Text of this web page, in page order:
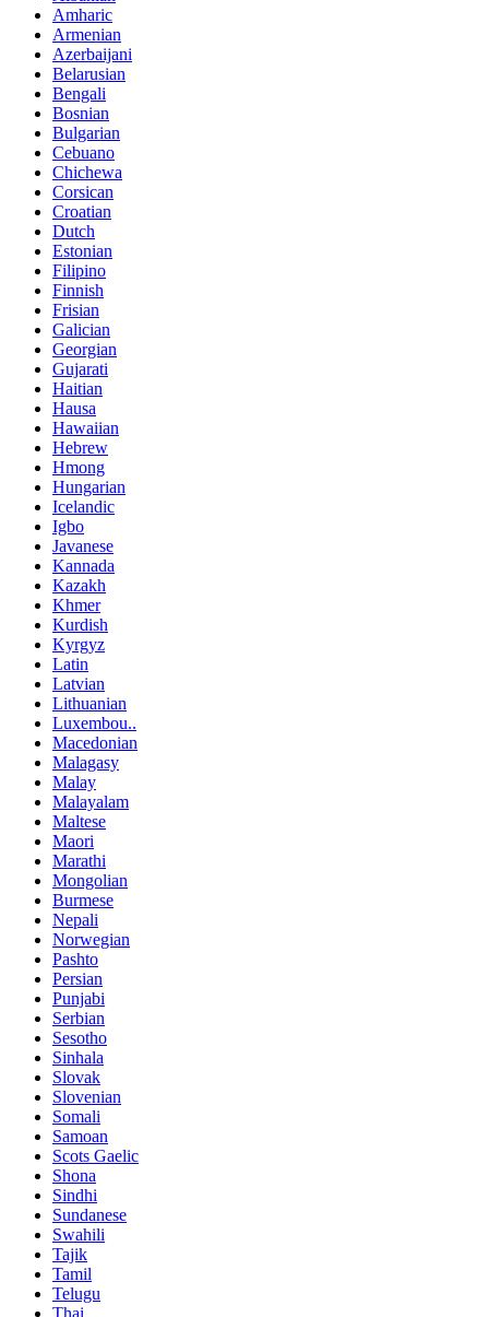
Amharic
Armenian
Azerbaijani
Belarusian
Bengali
Bosnian
Bulgarian
Cebuano
Chichewa
Corsican
Croatian
Dutch
Estonian
Filipino
Finnish
Frisian
Galician
Georgian
Gujarati
Haitian
Hausa
Hawaiian
Hebrew
Hmong
Hungarian
Icelandic
Igbo
Javanese
Kannada
Kazakh
Khmer
Kurdish
Kyrgyz
Latin
Latvian
Lithuanian
Luxembou..
Macedonian
Malagasy
Malay
Malayalam
Maltese
Maori
Marathi
Mongolian
Burmese
Nepali
Norwegian
Pashto
Persian
Punjabi
Serbian
Sesotho
Sinhala
Slovak
Slovenian
Somali
Samoan
Scots Gaelic
Shona
Sindhi
Sundanese
Swahili
Tajik
Tamil
Telugu